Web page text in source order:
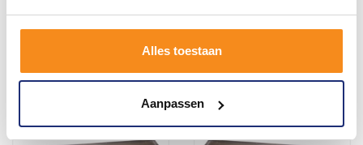
Alles toestaan
Aanpassen